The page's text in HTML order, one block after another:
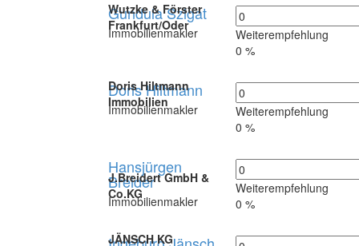
Gundula Szigat
Immobilienmakler
Wutzke & Förster
Frankfurt/Oder
Weiterempfehlung
0 %
Doris Hiltmann
Immobilienmakler
Doris Hiltmann
Immobilien
Weiterempfehlung
0 %
Hansjürgen
Breider
Immobilienmakler
J.Breidert GmbH &
Co.KG
Weiterempfehlung
0 %
JÄNSCH KG